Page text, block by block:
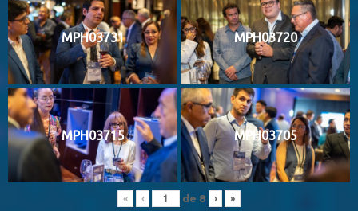
MPH03731 MPH03720
MPH03715 MPH03705
« ‹ de 8 › »